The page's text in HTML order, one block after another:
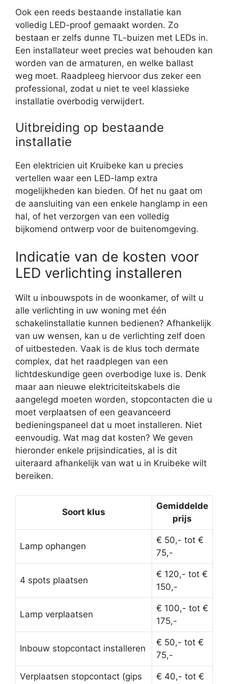
Ook een reeds bestaande installatie kan
volledig LED-proof gemaakt worden. Zo
bestaan er zelfs dunne TL-buizen met LEDs in.
Een installateur weet precies wat behouden kan
worden van de armaturen, en welke ballast
weg moet. Raadpleeg hiervoor dus zeker een
professional, zodat u niet te veel klassieke
installatie overbodig verwijdert.
Uitbreiding op bestaande
installatie
Een elektricien uit Kruibeke kan u precies
vertellen waar een LED-lamp extra
mogelijkheden kan bieden. Of het nu gaat om
de aansluiting van een enkele hanglamp in een
hal, of het verzorgen van een volledig
bijkomend ontwerp voor de buitenomgeving.
Indicatie van de kosten voor
LED verlichting installeren
Wilt u inbouwspots in de woonkamer, of wilt u
alle verlichting in uw woning met één
schakelinstallatie kunnen bedienen? Afhankelijk
van uw wensen, kan u de verlichting zelf doen
of uitbesteden. Vaak is de klus toch dermate
complex, dat het raadplegen van een
lichtdeskundige geen overbodige luxe is. Denk
maar aan nieuwe elektriciteitskabels die
aangelegd moeten worden, stopcontacten die u
moet verplaatsen of een geavanceerd
bedieningspaneel dat u moet installeren. Niet
eenvoudig. Wat mag dat kosten? We geven
hieronder enkele prijsindicaties, al is dit
uiteraard afhankelijk van wat u in Kruibeke wilt
bereiken.
Soort klus
Gemiddelde
prijs
Lamp ophangen
€ 50,- tot €
75,-
4 spots plaatsen
€ 120,- tot €
150,-
Lamp verplaatsen
€ 100,- tot €
175,-
Inbouw stopcontact installeren
€ 50,- tot €
75,-
Verplaatsen stopcontact (gips € 40,- tot €